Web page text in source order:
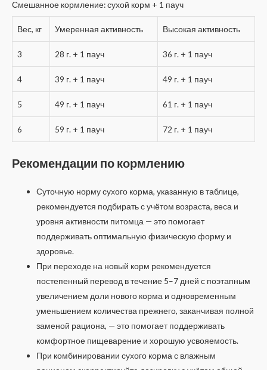
Смешанное кормление: сухой корм + 1 пауч
Вес, кг Умеренная активность Высокая активность
3 28 г. + 1 пауч 36 г. + 1 пауч
4 39 г. + 1 пауч 49 г. + 1 пауч
5 49 г. + 1 пауч 61 г. + 1 пауч
6 59 г. + 1 пауч 72 г. + 1 пауч
Рекомендации по кормлению
Суточную норму сухого корма, указанную в таблице,
рекомендуется подбирать с учётом возраста, веса и
уровня активности питомца — это помогает
поддерживать оптимальную физическую форму и
здоровье.
При переходе на новый корм рекомендуется
постепенный перевод в течение 5–7 дней с поэтапным
увеличением доли нового корма и одновременным
уменьшением количества прежнего, заканчивая полной
заменой рациона, — это помогает поддерживать
комфортное пищеварение и хорошую усвояемость.
При комбинировании сухого корма с влажным